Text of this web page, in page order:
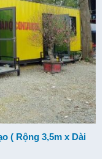
( Rộng 3,5m x Dài